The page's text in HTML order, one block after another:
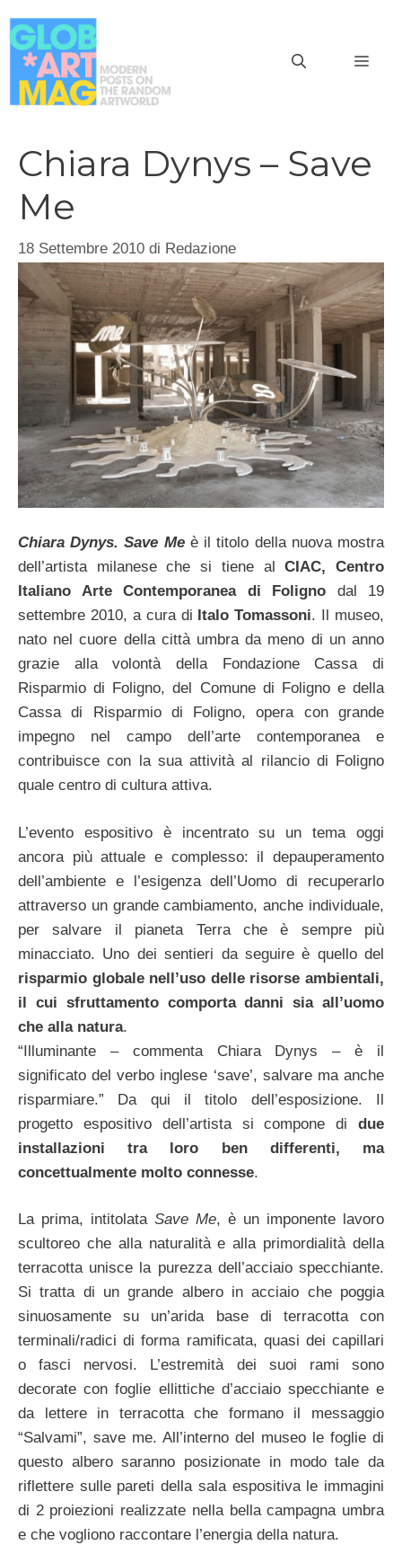
al
contenuto
Chiara Dynys – Save
Me
18 Settembre 2010 di Redazione
Chiara Dynys. Save Meè il titolo della nuova mostra
dell’artista milanese che si tiene alCIAC, Centro
Italiano Arte Contemporanea di Foligno dal 19
settembre 2010, a cura di Italo Tomassoni. Il museo,
nato nel cuore della città umbra da meno di un anno
grazie alla volontà della Fondazione Cassa di
Risparmio di Foligno, del Comune di Foligno e della
Cassa di Risparmio di Foligno, opera con grande
impegno nel campo dell’arte contemporanea e
contribuisce con la sua attività al rilancio di Foligno
quale centro di cultura attiva.
L’evento espositivo è incentrato su un tema oggi
ancora più attuale e complesso: il depauperamento
dell’ambiente e l’esigenza dell’Uomo di recuperarlo
attraverso un grande cambiamento, anche individuale,
per salvare il pianeta Terra che è sempre più
minacciato. Uno dei sentieri da seguire è quello del
risparmio globale nell’uso delle risorse ambientali,
il cui sfruttamento comporta danni sia all’uomo
che alla natura.
“Illuminante – commenta Chiara Dynys – è il
significato del verbo inglese ‘save’, salvare ma anche
risparmiare.” Da qui il titolo dell’esposizione. Il
progetto espositivo dell’artista si compone di due
installazioni tra loro ben differenti, ma
concettualmente molto connesse.
La prima, intitolata Save Me, è un imponente lavoro
scultoreo che alla naturalità e alla primordialità della
terracotta unisce la purezza dell’acciaio specchiante.
Si tratta di un grande albero in acciaio che poggia
sinuosamente su un’arida base di terracotta con
terminali/radici di forma ramificata, quasi dei capillari
o fasci nervosi. L’estremità dei suoi rami sono
decorate con foglie ellittiche d’acciaio specchiante e
da lettere in terracotta che formano il messaggio
“Salvami”, save me. All’interno del museo le foglie di
questo albero saranno posizionate in modo tale da
riflettere sulle pareti della sala espositiva le immagini
di 2 proiezioni realizzate nella bella campagna umbra
e che vogliono raccontare l’energia della natura.